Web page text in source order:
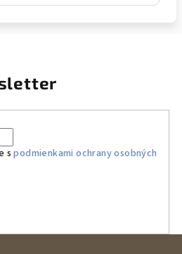
spodmienkami ochrany osobných